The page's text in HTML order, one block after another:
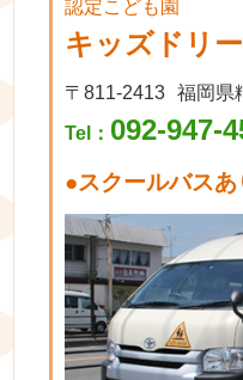
認定こども園
キッズドリ
〒811-2413
福岡県
Tel： 092-947-
●スクールバス